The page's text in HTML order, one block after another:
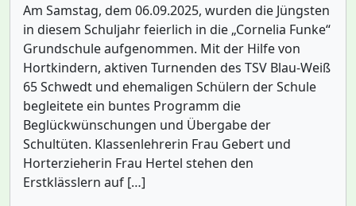
Am Samstag, dem 06.09.2025, wurden die Jüngsten
in diesem Schuljahr feierlich in die „Cornelia Funke“
Grundschule aufgenommen. Mit der Hilfe von
Hortkindern, aktiven Turnenden des TSV Blau-Weiß
65 Schwedt und ehemaligen Schülern der Schule
begleitete ein buntes Programm die
Beglückwünschungen und Übergabe der
Schultüten. Klassenlehrerin Frau Gebert und
Horterzieherin Frau Hertel stehen den
Erstklässlern auf […]